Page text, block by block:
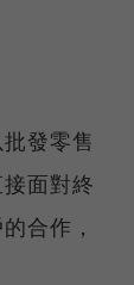
發零售
面對終
合作，